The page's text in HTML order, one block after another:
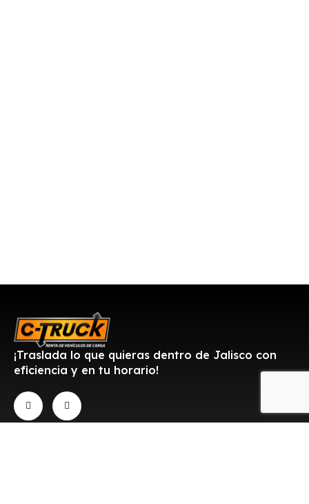
¡Traslada lo que quieras dentro de Jalisco con
eficiencia y en tu horario!